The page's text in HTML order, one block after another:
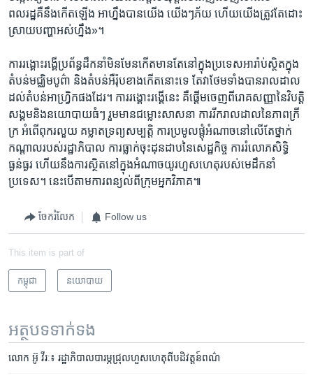
ពលរដ្ឋគឺនឹង​កើត​ឡើង​ អាហ្នឹង​បានយើង យើង​ៗ​ភ័យ​ ហើយ​យើង​ត្រូវ​តែដោះ​
ស្រាយ​បញ្ហា​អស់​ហ្នឹង»​។ ​
ការ​រង្គោះ​រង្គើ​ប្រព័ន្ធ​ដឹក​នាំ​មិន​មែន​កើត​មាន​តែ​នៅ​ក្នុង​ប្រទេស​អារ៉ាប់​ស្ថិត​ក្នុង​
តំបន់​មជ្ឈិមបូព៌ា​ និង​តំបន់អឺរ៉ុប​ខាង​កើត​នោះ​ទេ​ តែ​វាថែម​ទាំង​បាន​រាលដាល​
ដល់តំបន់​អាហ្វ្រិក​ផងដែរ​។​ ការ​រង្គោះ​រង្គើ​នេះ​ គឺ​ផ្តើម​ចេញ​ពី​រោគសញ្ញា​នៃ​វិបត្តិ​
សង្គម​និង​នយោបាយ​ធំៗ រួមមាន​ជម្លោះ​សាសនា​ ​ការ​រីករាល​ដាល​នៃ​ភាព​ក្រី​
ក្រ​ អំពើ​ពុក​រលួយ​ គម្លាតទ្រព្យ​សម្បត្តិ ការ​ប្រមូលផ្តុំ​អំណាច​នៅ​លើ​តែថ្នាក់​
កណ្តាល​របស់​រដ្ឋាភិបាល​ ការធ្លាក់​ចុះ​ដុនដាប​នៃ​សេដ្ឋកិច្ច​ ការ​រំលោភ​សិទ្ធិ​
ធ្ងន់ធ្ងរ​ ហើយ​នឹង​ការ​សិ្ថត​នៅ​ក្នុង​អំណាច​យូរ​ហួស​ហេតុ​របស់​មេដឹកនាំ​
ប្រទេស​។​ នេះ​បើ​តាម​ការ​ពន្យល់​ពី​ក្រុម​អ្នកវិ​ភាគ៕
ចែករំលែក Follow us
This item is part of
កម្ពុជា នយោបាយ
អត្ថបទ​ទាក់ទង
លោក​ អ៊ូ វីរៈ៖ រដ្ឋាភិបាល​បារម្ភ​ជ្រុល​ហួស​ហេតុ​ពី​បដិវត្តន៍​ពណ៌